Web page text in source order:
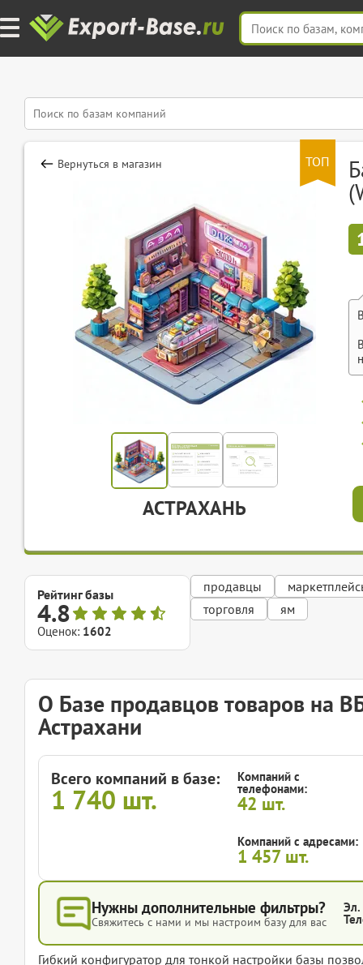
ТОП
Вернуться в магазин
АСТРАХАНЬ
Рейтинг базы
4.8
Оценок: 1602
продавцы
торговля
ям
О Базе продавцов товаров на
Астрахани
Всего компаний в базе:
1 740 шт.
Компаний с
телефонами:
42 шт.
Компаний с адресами:
1 457 шт.
Нужны дополнительные фильтры?
Свяжитесь с нами и мы настроим базу для вас
Эл.
Гибкий конфигуратор для тонкой настройки базы